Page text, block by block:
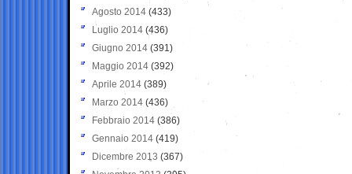
Agosto 2014 (433)
Luglio 2014 (436)
Giugno 2014 (391)
Maggio 2014 (392)
Aprile 2014 (389)
Marzo 2014 (436)
Febbraio 2014 (386)
Gennaio 2014 (419)
Dicembre 2013 (367)